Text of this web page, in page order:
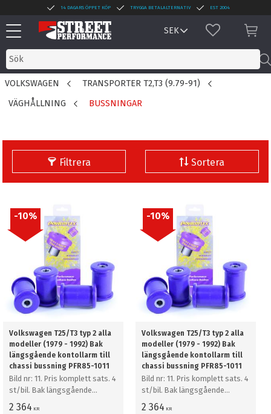
Meny
14 DAGARS ÖPPET KÖP TRYGGA BETALALTERNATIV EST 2004
FAVORITER
VOLKSWAGEN
TRANSPORTER T2,T3 (9.79-91)
VÄGHÅLLNING
BUSSNINGAR
Filtrera Sortera
Volkswagen T25/T3 typ 2 alla
modeller (1979 - 1992) Bak
längsgående kontollarm till
chassi bussning PFR85-1011
Bild nr: 11. Pris komplett sats. 4
st/bil. Bak längsgående
kontollarm till chassi bussning
2 364 KR
10%
Volkswagen T25/T3 typ 2 alla
modeller (1979 - 1992) Bak
längsgående kontollarm till
chassi bussning PFR85-1011
Bild nr: 11. Pris komplett sats. 4
st/bil. Bak längsgående
kontollarm till chassi bussning
2 364 KR
10%